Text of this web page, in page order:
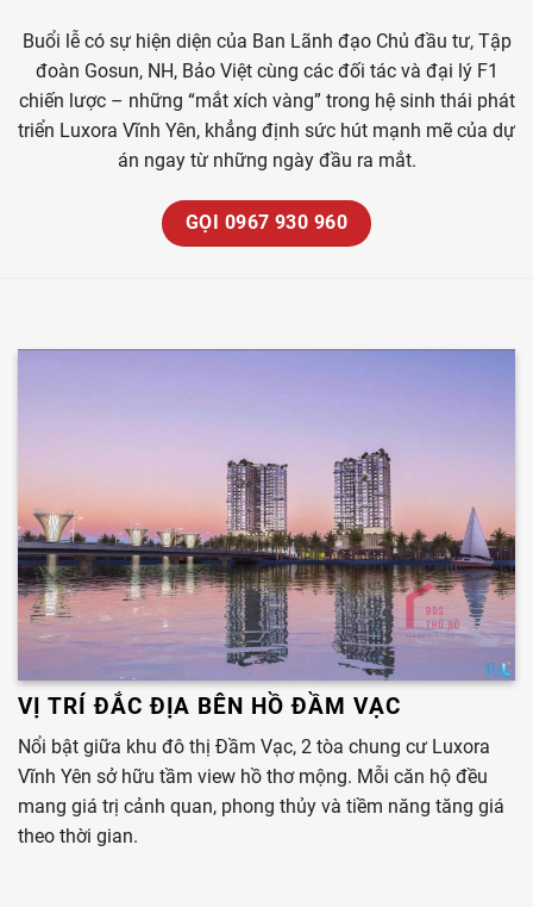
Buổi lễ có sự hiện diện của Ban Lãnh đạo Chủ đầu tư, Tập
đoàn Gosun, NH, Bảo Việt cùng các đối tác và đại lý F1
chiến lược – những “mắt xích vàng” trong hệ sinh thái phát
triển Luxora Vĩnh Yên, khẳng định sức hút mạnh mẽ của dự
án ngay từ những ngày đầu ra mắt.
GỌI 0967 930 960
VỊ TRÍ ĐẮC ĐỊA BÊN HỒ ĐẦM VẠC
Nổi bật giữa khu đô thị Đầm Vạc, 2 tòa chung cư Luxora
Vĩnh Yên sở hữu tầm view hồ thơ mộng. Mỗi căn hộ đều
mang giá trị cảnh quan, phong thủy và tiềm năng tăng giá
theo thời gian.